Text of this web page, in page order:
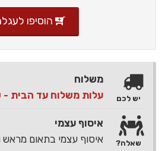
הוסיפו
משלוח
עלות משלוח עד הבית - 30.00 ש"ח בלבד
איסוף עצמי
איסוף עצמי בתאום
יש לכם
שאלה?